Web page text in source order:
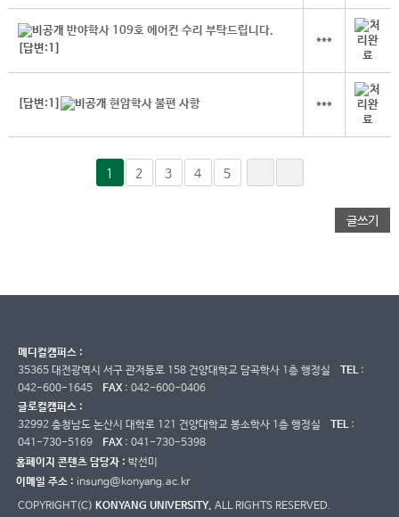
반야학사 109호 에어컨 수리 부탁드립니다.
[답변:1]
***
현암학사 불편 사항
[답변:1] ***
1 2 3 4 5
글쓰기
메디컬캠퍼스 :
35365 대전광역시 서구 관저동로 158 건양대학교 담곡학사 1층 행정실
TEL:
042-600-1645
FAX : 042-600-0406
글로컬캠퍼스 :
32992 충청남도 논산시 대학로 121 건양대학교 봉소학사 1층 행정실
TEL:
041-730-5169
FAX : 041-730-5398
홈페이지 콘텐츠 담당자 : 박선미
이메일 주소 : insung@konyang.ac.kr
COPYRIGHT(C) KONYANG UNIVERSITY. ALL RIGHTS RESERVED.